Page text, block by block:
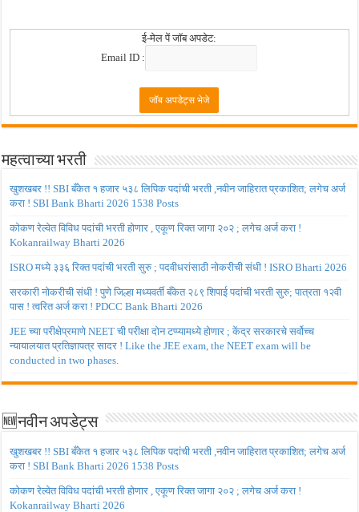
ई-मेल पें जॉब अपडेट:
Email ID :
महत्वाच्या भरती
खुशखबर !! SBI बँकेत १ हजार ५३८ लिपिक पदांची भरती ,नवीन जाहिरात प्रकाशित; लगेच अर्ज
करा ! SBI Bank Bharti 2026 1538 Posts
कोकण रेल्वेत विविध पदांची भरती होणार , एकूण रिक्त जागा २०२ ; लगेच अर्ज करा !
Kokanrailway Bharti 2026
ISRO मध्ये ३३६ रिक्त पदांची भरती सुरु ; पदवीधरांसाठी नोकरीची संधी ! ISRO Bharti 2026
सरकारी नोकरीची संधी ! पुणे जिल्हा मध्यवर्ती बँकेत २८९ शिपाई पदांची भरती सुरु; पात्रता १२वी
पास ! त्वरित अर्ज करा ! PDCC Bank Bharti 2026
JEE च्या परीक्षेप्रमाणे NEET ची परीक्षा दोन टप्प्यामध्ये होणार ; केंद्र सरकारचे सर्वोच्च
न्यायालयात प्रतिज्ञापत्र सादर ! Like the JEE exam, the NEET exam will be
conducted in two phases.
🆕नवीन अपडेट्स
खुशखबर !! SBI बँकेत १ हजार ५३८ लिपिक पदांची भरती ,नवीन जाहिरात प्रकाशित; लगेच अर्ज
करा ! SBI Bank Bharti 2026 1538 Posts
कोकण रेल्वेत विविध पदांची भरती होणार , एकूण रिक्त जागा २०२ ; लगेच अर्ज करा !
Kokanrailway Bharti 2026